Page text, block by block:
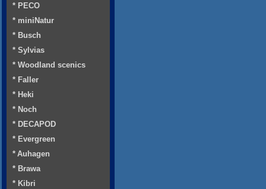
* PECO
* miniNatur
* Busch
* Sylvias
* Woodland scenics
* Faller
* Heki
* Noch
* DECAPOD
* Evergreen
* Auhagen
* Brawa
* Kibri